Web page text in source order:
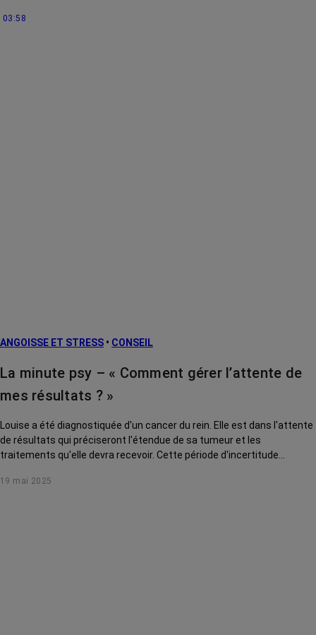
03:58
ANGOISSE ET STRESS • CONSEIL
La minute psy – « Comment gérer l’attente de
mes résultats ? »
Louise a été diagnostiquée d'un cancer du rein. Elle est dans l'attente
de résultats qui préciseront l'étendue de sa tumeur et les
traitements qu'elle devra recevoir. Cette période d'incertitude
Roussy, lui donne des conseils pour apprivoiser son émotion.
19 mai 2025